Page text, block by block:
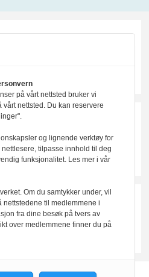
på vårt nettsted bruker vi
nettsted. Du kan reservere
og lignende verktøy for
tilpasse innhold til deg
funksjonalitet. Les mer i vår
Om du samtykker under, vil
til medlemmene i
fra dine besøk på tvers av
over medlemmene finner du på